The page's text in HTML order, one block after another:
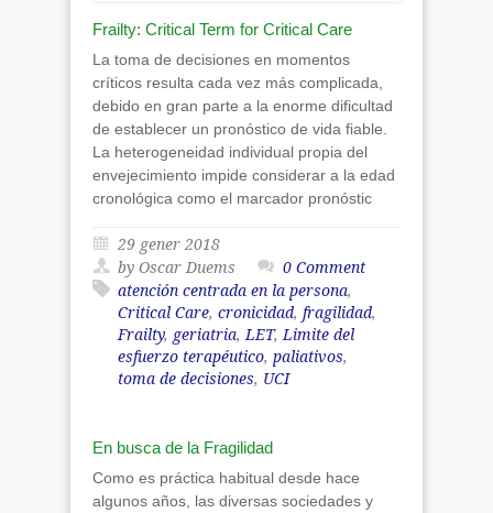
Frailty: Critical Term for Critical Care
La toma de decisiones en momentos
críticos resulta cada vez más complicada,
debido en gran parte a la enorme dificultad
de establecer un pronóstico de vida fiable.
La heterogeneidad individual propia del
envejecimiento impide considerar a la edad
cronológica como el marcador pronóstic
29 gener 2018
by Oscar Duems
0 Comment
atención centrada en la persona,
Critical Care, cronicidad, fragilidad,
Frailty, geriatria, LET, Limite del
esfuerzo terapéutico, paliativos,
toma de decisiones, UCI
En busca de la Fragilidad
Como es práctica habitual desde hace
algunos años, las diversas sociedades y